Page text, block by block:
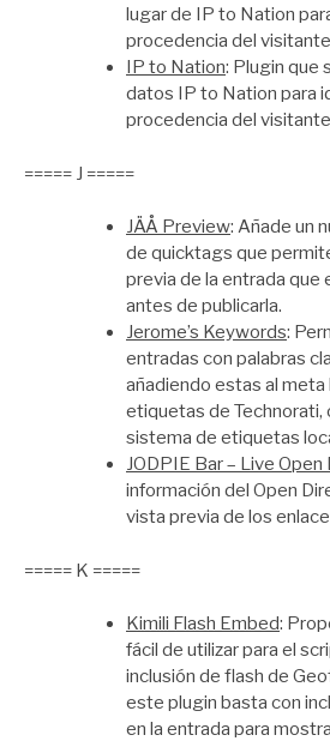
lugar de IP to Nation
procedencia del
IP to Nation: Plugin que
datos IP to Nation para
procedencia del
===== J =====
JÄÅ Preview: Añade un
de quicktags que
previa de la entrada
antes de publicarla.
Jerome’s Keywords:
entradas con palabras
añadiendo estas al
etiquetas de Technorati,
sistema de etiquetas
JODPIE Bar – Live
información del Open
vista previa de los
===== K =====
Kimili Flash Embed:
fácil de utilizar para el
inclusión de flash de
este plugin basta con
en la entrada para